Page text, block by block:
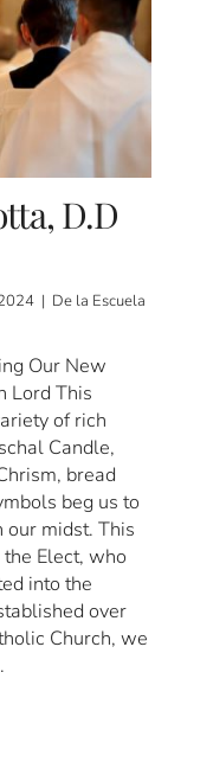
D.D
| De la Escuela
Our New
Lord This
of rich
Candle,
bread
beg us to
our midst. This
Elect, who
into the
over
Church, we